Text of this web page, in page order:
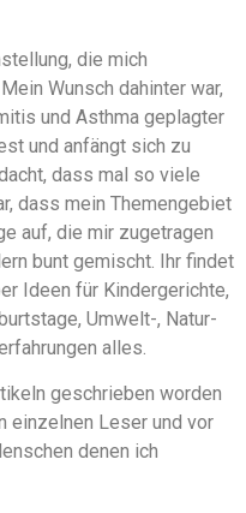
die mich
Wunsch dahinter war,
und Asthma geplagter
und anfängt sich zu
dass mal so viele
dass mein Themengebiet
auf, die mir zugetragen
bunt gemischt. Ihr findet
Ideen für Kindergerichte,
Umwelt-, Natur-
alles.
geschrieben worden
einzelnen Leser und vor
denen ich